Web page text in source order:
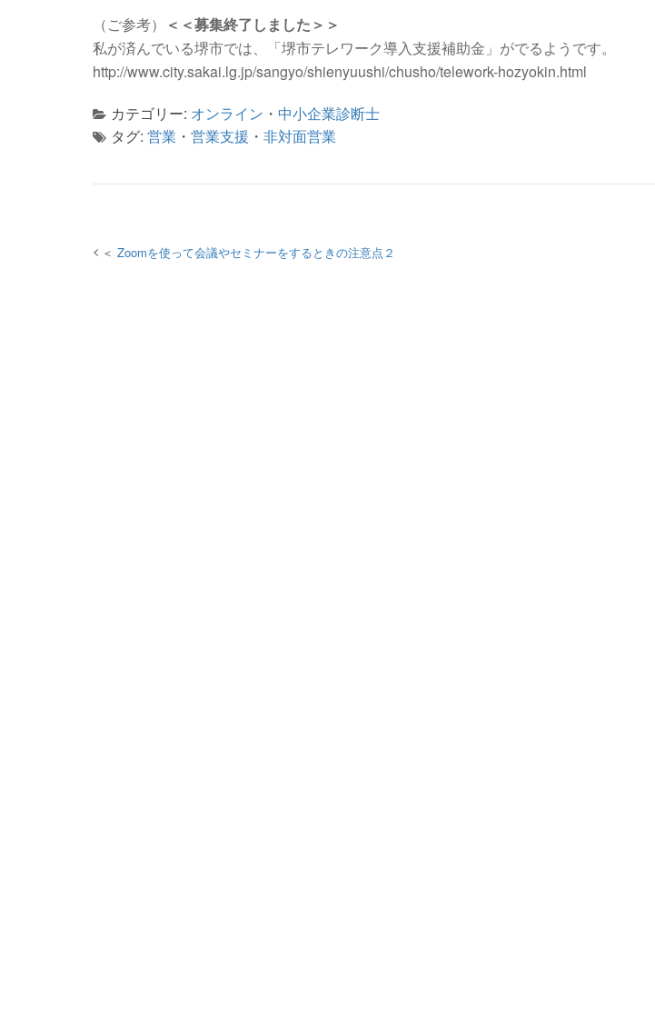
（ご参考）
＜＜募集終了しました＞＞
私が済んでいる堺市では、「堺市テレワーク導入支援補助金」がでるようです。
http://www.city.sakai.lg.jp/sangyo/shienyuushi/chusho/telework-hozyokin.html
カテゴリー: オンライン ・ 中小企業診断士
タグ: 営業 ・ 営業支援 ・ 非対面営業
Zoomを使って会議やセミナーをするときの注意点２